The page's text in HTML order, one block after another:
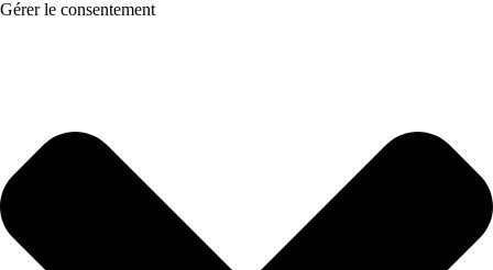
Gérer le consentement